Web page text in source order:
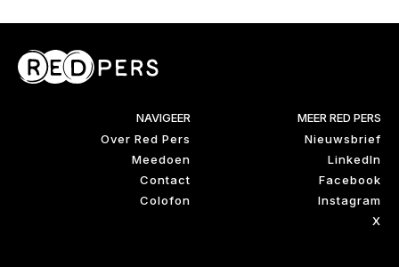
NAVIGEER
Over Red Pers
Meedoen
Contact
Colofon
MEER RED PERS
Nieuwsbrief
LinkedIn
Facebook
Instagram
X